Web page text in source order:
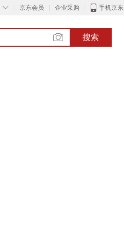
◇ 京东会员 企业采购 手机京东
搜索